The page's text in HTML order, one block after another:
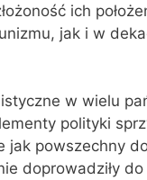
ich
jak i w
w wielu
polityki
jak powszechny
doprowadziły